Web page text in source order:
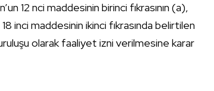
12 nci maddesinin birinci fıkrasının (a),
maddesinin ikinci fıkrasında belirtilen
olarak faaliyet izni verilmesine karar